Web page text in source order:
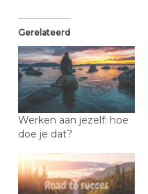
Gerelateerd
Werken aan jezelf: hoe
doe je dat?